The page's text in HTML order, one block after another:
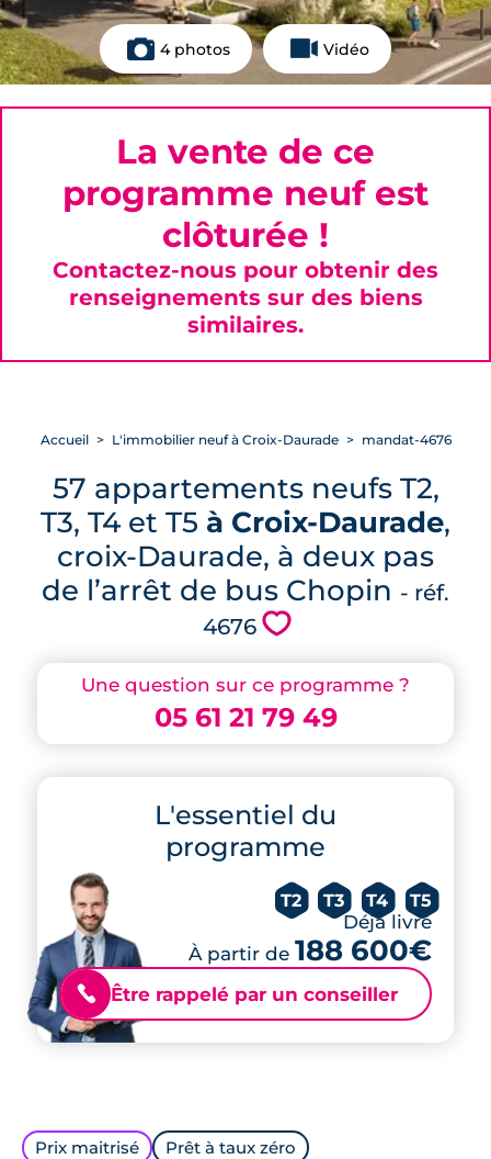
4 photos Vidéo
Une question sur ce programme ?
05 61 21 79 49
L'essentiel du
programme
T2 T3 T4 T5
Déjà livré
À partir de 188 600€
📞 Être rappelé par un conseiller
Accueil L'immobilier neuf à Croix-Daurade mandat-4676
57 appartements neufs T2,
T3, T4 et T5 à Croix-Daurade,
croix-Daurade, à deux pas
de l’arrêt de bus Chopin - réf.
4676 💗
La vente de ce
programme neuf est
clôturée !
Contactez-nous pour obtenir des
renseignements sur des biens
similaires.
Prix maitrisé
Prêt à taux zéro